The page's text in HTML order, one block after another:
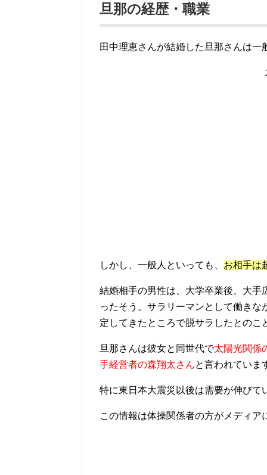
旦那の経歴・職業
田中理恵さんが結婚した旦那さんは
しかし、一般人といっても、 お相手は
結婚相手の男性は、大学卒業後、大
ったそう。サラリーマンとして働き
定してきたところで脱サラしたとのこ
旦那さんは彼女と同世代で太陽光関係
手経営者の森翔太さんと言われていま
特に東日本大震災以後は需要が伸びて
この情報は体操関係者の方がメディ